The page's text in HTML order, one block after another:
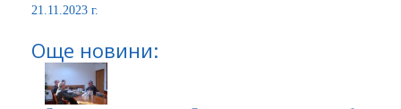
21.11.2023 г.
Още новини: